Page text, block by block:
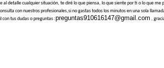
detalle cualquier situación, te diré lo que piensa, lo que siente por ti o lo que
con nuestros profesionales,si no gastas todos los minutos en una sola
con tus dudas o preguntas :preguntas910616147@gmail.com ,